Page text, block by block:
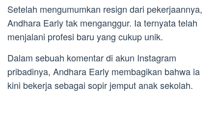
Setelah mengumumkan resign dari pekerjaannya,
Andhara Early tak menganggur. Ia ternyata telah
menjalani profesi baru yang cukup unik.
Dalam sebuah komentar di akun Instagram
pribadinya, Andhara Early membagikan bahwa ia
kini bekerja sebagai sopir jemput anak sekolah.